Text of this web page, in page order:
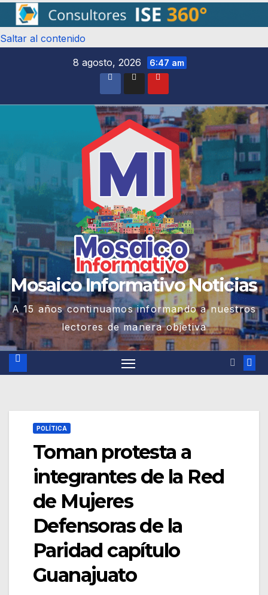
Saltar al contenido
8 agosto, 2026
6:47 am
Mosaico Informativo Noticias
A 15 años continuamos informando a nuestros
lectores de manera objetiva
POLÍTICA
Toman protesta a
integrantes de la Red
de Mujeres
Defensoras de la
Paridad capítulo
Guanajuato